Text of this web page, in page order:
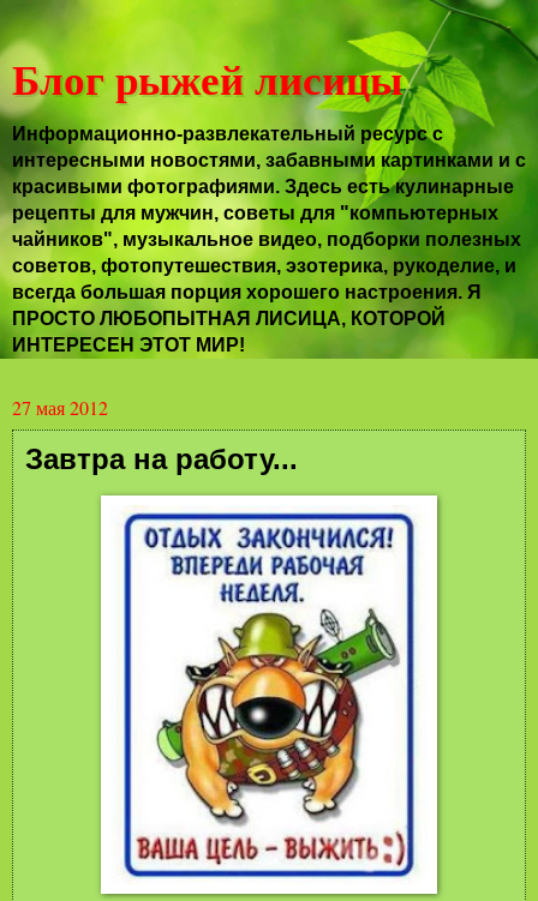
Блог рыжей лисицы
Информационно-развлекательный ресурс с
интересными новостями, забавными картинками и с
красивыми фотографиями. Здесь есть кулинарные
рецепты для мужчин, советы для "компьютерных
чайников", музыкальное видео, подборки полезных
советов, фотопутешествия, эзотерика, рукоделие, и
всегда большая порция хорошего настроения. Я
ПРОСТО ЛЮБОПЫТНАЯ ЛИСИЦА, КОТОРОЙ
ИНТЕРЕСЕН ЭТОТ МИР!
27 мая 2012
Завтра на работу...